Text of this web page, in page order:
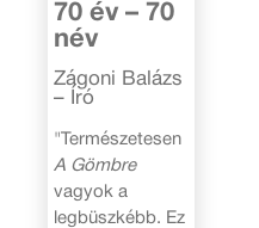
70 év – 70
név
Zágoni Balázs
– Író
"Természetesen
A Gömbre
vagyok a
legbüszkébb. Ez